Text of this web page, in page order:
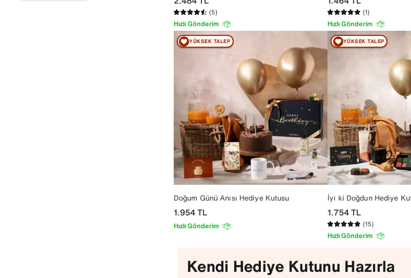
(5)
Hızlı Gönderim
(1)
Hızlı Gönderim
Doğum Günü Anısı Hediye Kutusu
1.954TL
Hızlı Gönderim
YÜKSEK TALEP
İyi ki Doğdun Hediye
1.754TL
(15)
Hızlı Gönderim
YÜKSEK TALEP
Kendi Hediye Kutunu Hazırla